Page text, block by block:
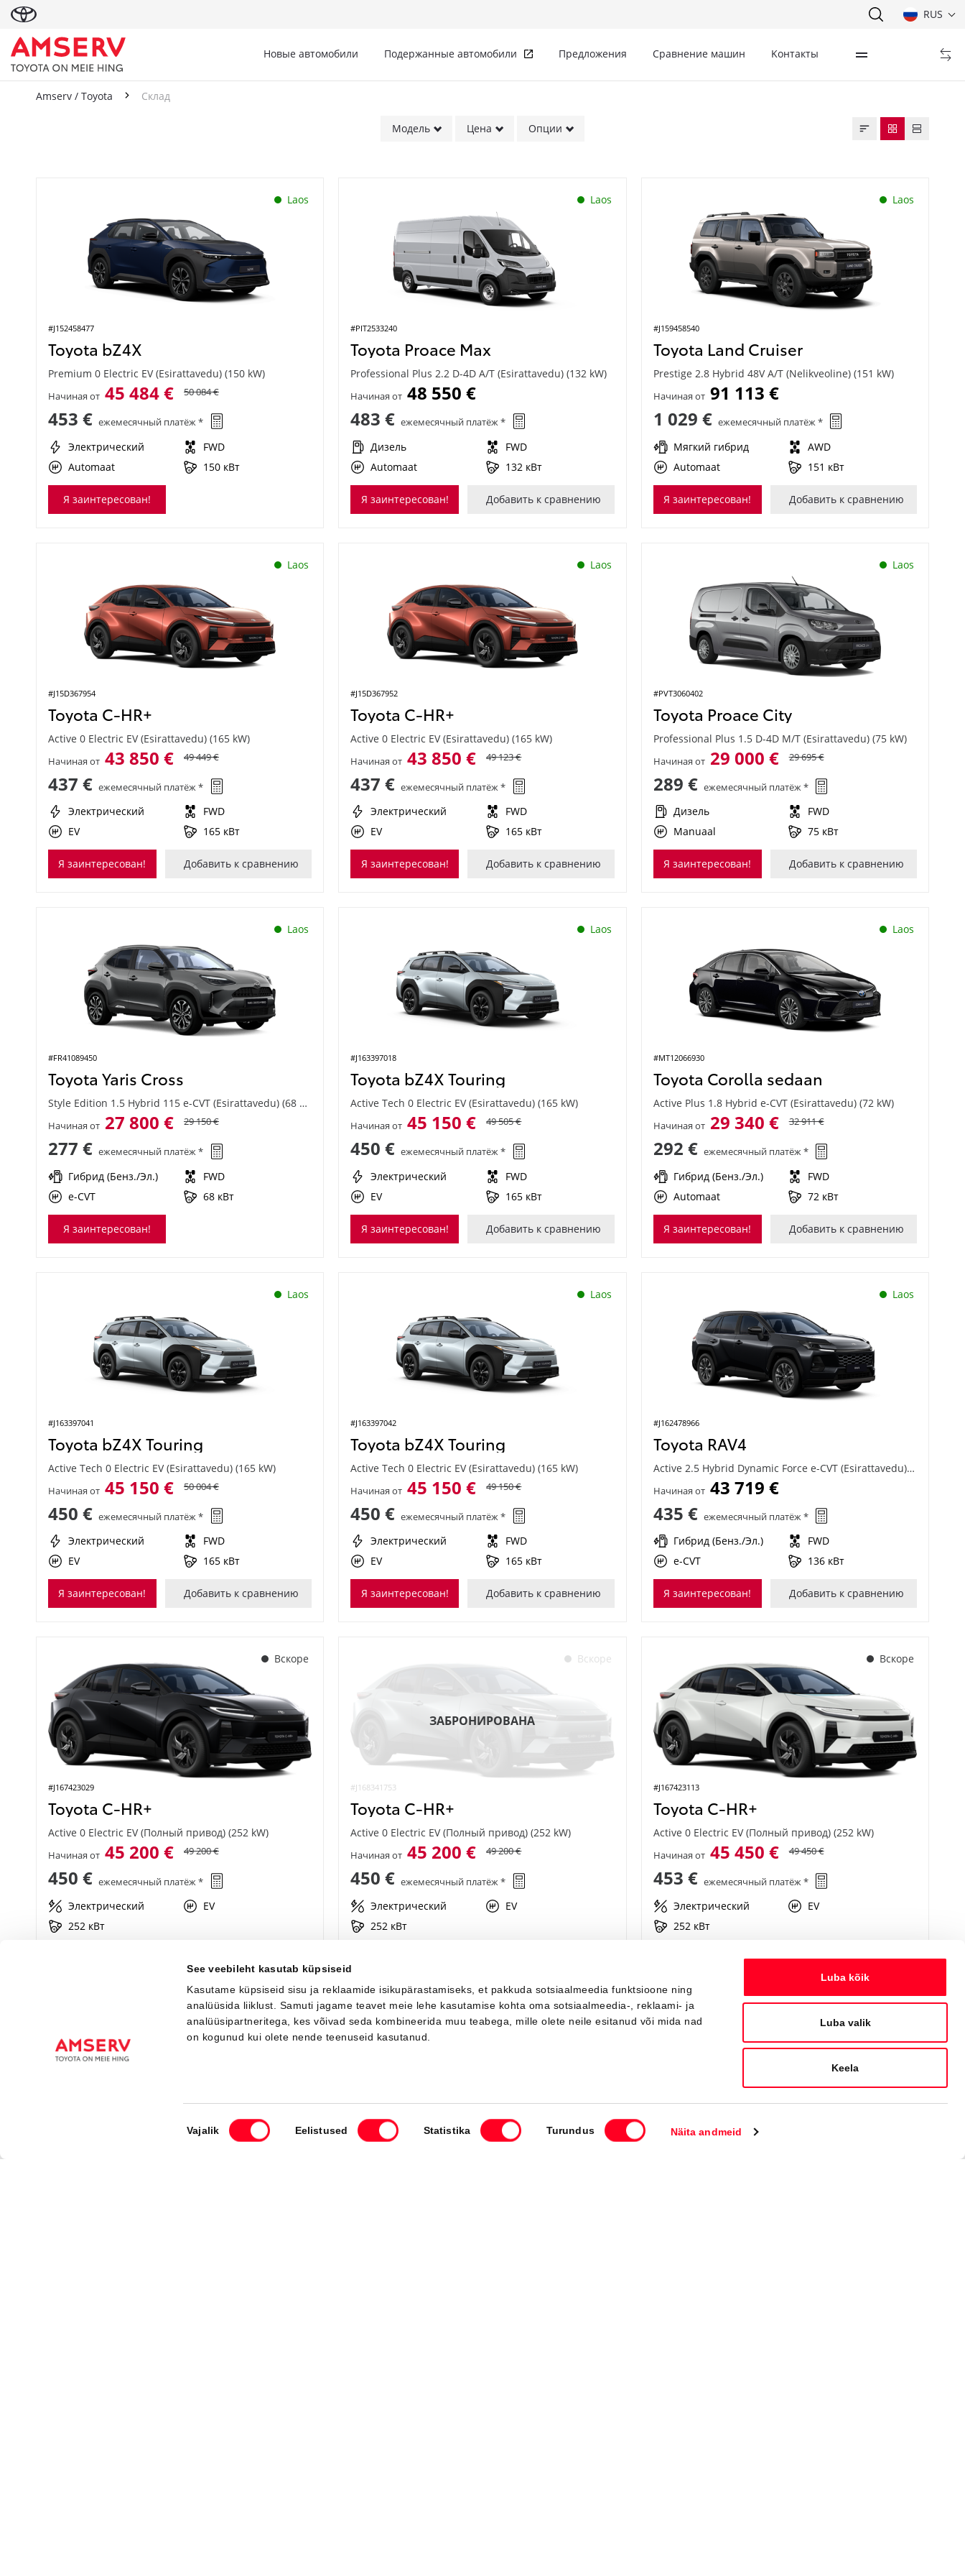
See veebileht kasutab küpsiseid
Kasutame küpsiseid sisu ja reklaamide isikupärastamiseks, et pakkuda sotsiaalmeedia funktsioone ning
analüüsida liiklust. Samuti jagame teavet meie lehe kasutamise kohta oma sotsiaalmeedia-, reklaami- ja
analüüsipartneritega, kes võivad seda kombineerida muu teabega, mille olete neile esitanud või mida nad
on kogunud kui olete nende teenuseid kasutanud.
Nõusoleku
valik
Vajalik Eelistused Statistika Turundus Näita andmeid
Luba kõik
Luba valik
Keela
RUS
Новые автомобили Подержанные автомобили Предложения Сравнение машин Kонтакты
Amserv / Toyota Склад
Модель Цена Опции
Laos
#J152458477
Toyota bZ4X
Premium 0 Electric EV (Esirattavedu) (150 kW)
Начиная от 45 484 € 50 084 €
453 € ежемесячный платёж *
Электрический
FWD
Automaat
150 кВт
Я заинтересован!
Laos
#PIT2533240
Toyota Proace Max
Professional Plus 2.2 D-4D A/T (Esirattavedu) (132 kW)
Начиная от 48 550 €
483 € ежемесячный платёж *
Дизель
FWD
Automaat
132 кВт
Я заинтересован! Добавить к сравнению
Laos
#J159458540
Toyota Land Cruiser
Prestige 2.8 Hybrid 48V A/T (Nelikveoline) (151 kW)
Начиная от 91 113 €
1 029 € ежемесячный платёж *
Мягкий гибрид
AWD
Automaat
151 кВт
Я заинтересован! Добавить к сравнению
Laos
#J15D367954
Toyota C-HR+
Active 0 Electric EV (Esirattavedu) (165 kW)
Начиная от 43 850 € 49 449 €
437 € ежемесячный платёж *
Электрический
FWD
EV
165 кВт
Я заинтересован! Добавить к сравнению
Laos
#J15D367952
Toyota C-HR+
Active 0 Electric EV (Esirattavedu) (165 kW)
Начиная от 43 850 € 49 123 €
437 € ежемесячный платёж *
Электрический
FWD
EV
165 кВт
Я заинтересован! Добавить к сравнению
Laos
#PVT3060402
Toyota Proace City
Professional Plus 1.5 D-4D M/T (Esirattavedu) (75 kW)
Начиная от 29 000 € 29 695 €
289 € ежемесячный платёж *
Дизель
FWD
Manuaal
75 кВт
Я заинтересован! Добавить к сравнению
Laos
#FR41089450
Toyota Yaris Cross
Style Edition 1.5 Hybrid 115 e-CVT (Esirattavedu) (68 kW)
Начиная от 27 800 € 29 150 €
277 € ежемесячный платёж *
Гибрид (Бенз./Эл.)
FWD
e-CVT
68 кВт
Я заинтересован!
Laos
#J163397018
Toyota bZ4X Touring
Active Tech 0 Electric EV (Esirattavedu) (165 kW)
Начиная от 45 150 € 49 505 €
450 € ежемесячный платёж *
Электрический
FWD
EV
165 кВт
Я заинтересован! Добавить к сравнению
Laos
#MT12066930
Toyota Corolla sedaan
Active Plus 1.8 Hybrid e-CVT (Esirattavedu) (72 kW)
Начиная от 29 340 € 32 911 €
292 € ежемесячный платёж *
Гибрид (Бенз./Эл.)
FWD
Automaat
72 кВт
Я заинтересован! Добавить к сравнению
Laos
#J163397041
Toyota bZ4X Touring
Active Tech 0 Electric EV (Esirattavedu) (165 kW)
Начиная от 45 150 € 50 004 €
450 € ежемесячный платёж *
Электрический
FWD
EV
165 кВт
Я заинтересован! Добавить к сравнению
Laos
#J163397042
Toyota bZ4X Touring
Active Tech 0 Electric EV (Esirattavedu) (165 kW)
Начиная от 45 150 € 49 150 €
450 € ежемесячный платёж *
Электрический
FWD
EV
165 кВт
Я заинтересован! Добавить к сравнению
Laos
#J162478966
Toyota RAV4
Active 2.5 Hybrid Dynamic Force e-CVT (Esirattavedu) (136 kW)
Начиная от 43 719 €
435 € ежемесячный платёж *
Гибрид (Бенз./Эл.)
FWD
e-CVT
136 кВт
Я заинтересован! Добавить к сравнению
Вскоре
#J167423029
Toyota C-HR+
Active 0 Electric EV (Полный привод) (252 kW)
Начиная от 45 200 € 49 200 €
450 € ежемесячный платёж *
Электрический
EV
252 кВт
Вскоре
#J168341753
ЗАБРОНИРОВАНА
Toyota C-HR+
Active 0 Electric EV (Полный привод) (252 kW)
Начиная от 45 200 € 49 200 €
450 € ежемесячный платёж *
Электрический
EV
252 кВт
Вскоре
#J167423113
Toyota C-HR+
Active 0 Electric EV (Полный привод) (252 kW)
Начиная от 45 450 € 49 450 €
453 € ежемесячный платёж *
Электрический
EV
252 кВт
Я заинтересован! Добавить к сравнению
Вскоре Вскоре